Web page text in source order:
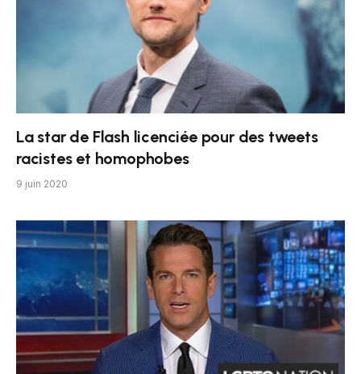
La star de Flash licenciée pour des tweets
racistes et homophobes
9 juin 2020